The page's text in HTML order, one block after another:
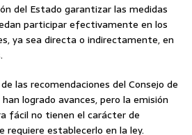
del Estado garantizar las medidas
participar efectivamente en los
ya sea directa o indirectamente, en
las recomendaciones del Consejo de
logrado avances, pero la emisión
fácil no tienen el carácter de
requiere establecerlo en la ley.